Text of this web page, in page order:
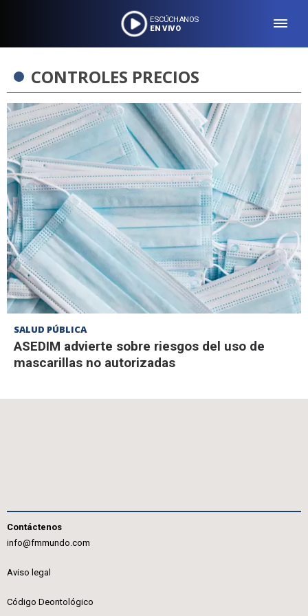
ESCÚCHANOS
EN VIVO
CONTROLES PRECIOS
SALUD PÚBLICA
ASEDIM advierte sobre riesgos del uso de
mascarillas no autorizadas
Contáctenos
info@fmmundo.com
Aviso legal
Código Deontológico